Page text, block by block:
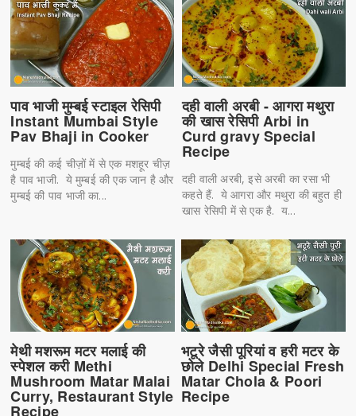
पाव भाजी मुम्बई स्टाइल रेसिपी
Instant Mumbai Style
Pav Bhaji in Cooker
मुम्बई की कई चीज़ों में से एक मशहूर चीज़
है पाव भाजी. ये मुम्बई की एक जान है और
मुम्बई की पाव भाजी का...
दही वाली अरबी - आगरा मथुरा
की खास रेसिपी Arbi in
Curd gravy Special
Recipe
दही वाली अरबी, इसे अरबी का रसा भी
कहते हैं. ये आगरा और मथुरा की बहुत ही
खास रेसिपी में से एक है. य...
मेथी मशरूम मटर मलाई की
स्पेशल करी Methi
Mushroom Matar Malai
Curry, Restaurant Style
Recipe
भटूरे जैसी पूरियां व हरी मटर के
छोले Delhi Special Fresh
Matar Chola & Poori
Recipe